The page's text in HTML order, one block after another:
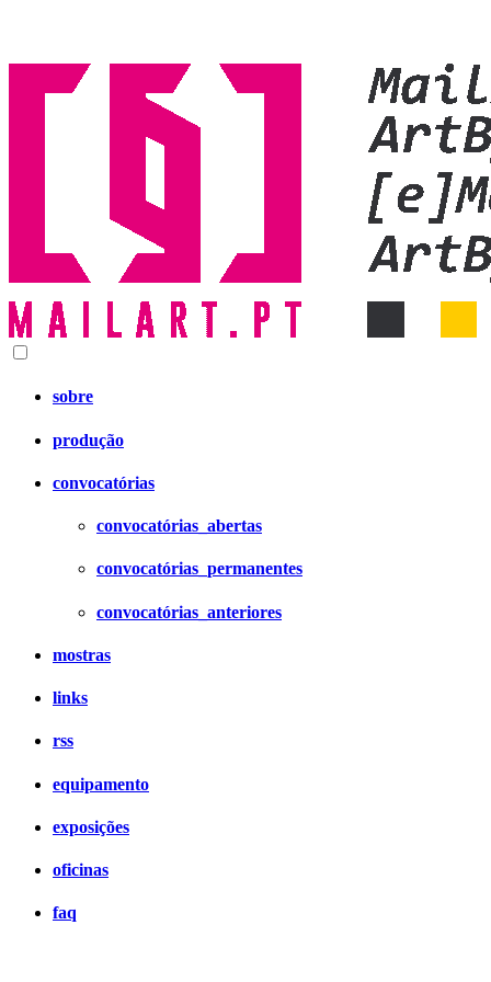
sobre
produção
convocatórias
convocatórias_abertas
convocatórias_permanentes
convocatórias_anteriores
mostras
links
rss
equipamento
exposições
oficinas
faq